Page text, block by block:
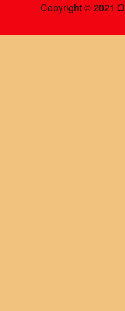
Copyright © 2021